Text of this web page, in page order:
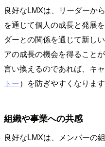
良好なLMXは、リーダーか
を通じて個人の成長と発展
ダーとの関係を通じて新し
アの成長の機会を得ることが
言い換えるのであれば、キ
トー）を防ぎやすくなります
組織や事業への共感
良好なLMXは、メンバーの